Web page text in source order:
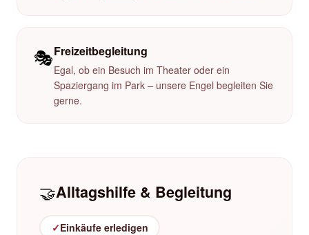
🎭Freizeitbegleitung
Egal, ob ein Besuch im Theater oder ein
Spaziergang im Park – unsere Engel begleiten Sie
gerne.
🤝Alltagshilfe & Begleitung
✓Einkäufe erledigen